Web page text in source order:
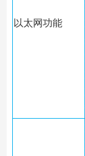
以太网功能